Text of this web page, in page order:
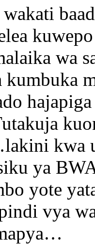
wa
kumbuka
kwa
ya
yote
vya